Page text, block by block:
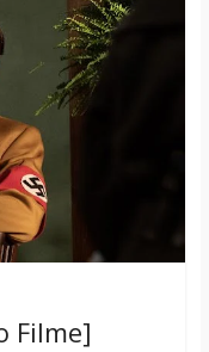
Filme]